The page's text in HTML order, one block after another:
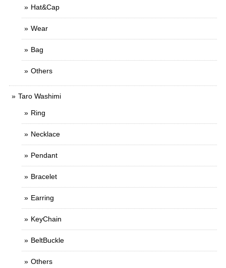
Hat&Cap
Wear
Bag
Others
Taro Washimi
Ring
Necklace
Pendant
Bracelet
Earring
KeyChain
BeltBuckle
Others